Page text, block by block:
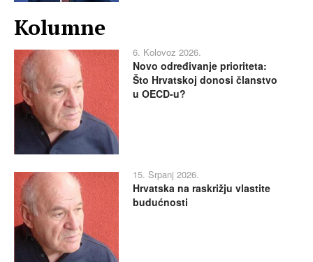
Kolumne
6. Kolovoz 2026.
Novo određivanje prioriteta:
Što Hrvatskoj donosi članstvo
u OECD-u?
15. Srpanj 2026.
Hrvatska na raskrižju vlastite
budućnosti